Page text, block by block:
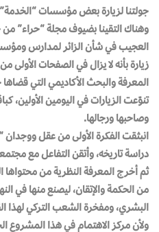
جولتنا لزيارة بعض مؤسسات “الخدمة”
وهناك التقينا بضيوف مجلة “حراء” من
العجيب في شأن الزائر لمدارس
زيارة بأنه لا يزال في الصفحات
المعرفة والبحث الأكاديمي التي
تنوّعت الزيارات في اليومين الأولين،
وصاحبها ورجالها.
انبثقت الفكرة الأولى من عقل
دراسة تاريخه، وأتقن التفاعل مع
ثم أخرج المعرفة النظرية من
من الحكمة والإتقان، ليصنع منها في
البشري، ومفخرة الشعب التركي لهذا
ولأن مركز الاهتمام في هذا المشروع